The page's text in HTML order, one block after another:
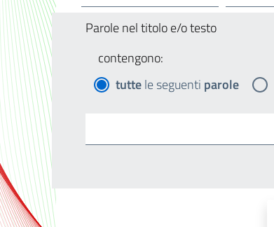
Parole nel titolo e/o testo
contengono:
tuttele seguenti parole